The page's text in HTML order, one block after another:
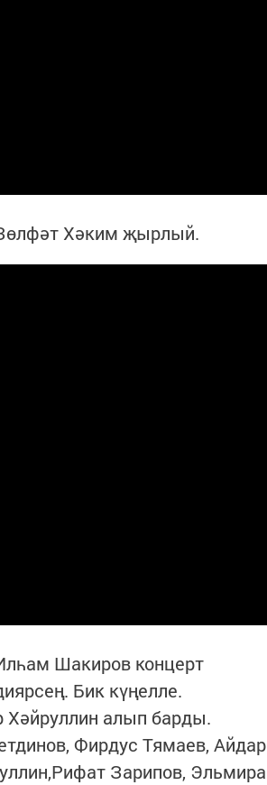
Хәким җырлый.
Шакиров концерт
Бик күңелле.
Хәйруллин алып барды.
Фирдус Тямаев, Айдар
Зарипов, Эльмира